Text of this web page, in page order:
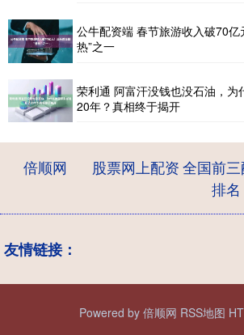
公牛配资端 春节旅游收入破70亿
热”之一
荣利通 阿富汗没钱也没石油，为
20年？真相终于揭开
倍顺网 股票网上配资全国前
排名
友情链接：
Powered by 倍顺网 RSS地图